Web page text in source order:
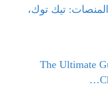
تيك توك،
The Ultimate